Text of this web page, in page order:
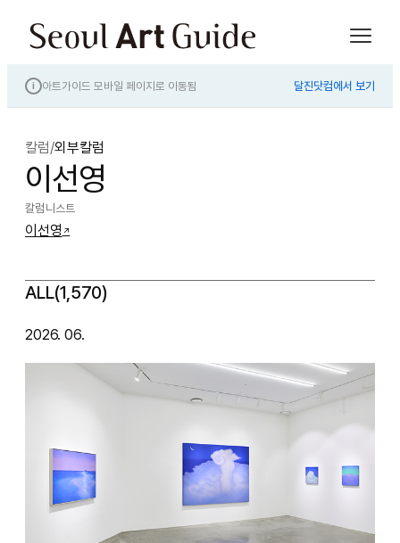
i 아트가이드 모바일 페이지로 이동됨 달진닷컴에서 보기
칼럼/외부칼럼
이선영
칼럼니스트
이선영 ↗
ALL(1,570)
2026. 06.